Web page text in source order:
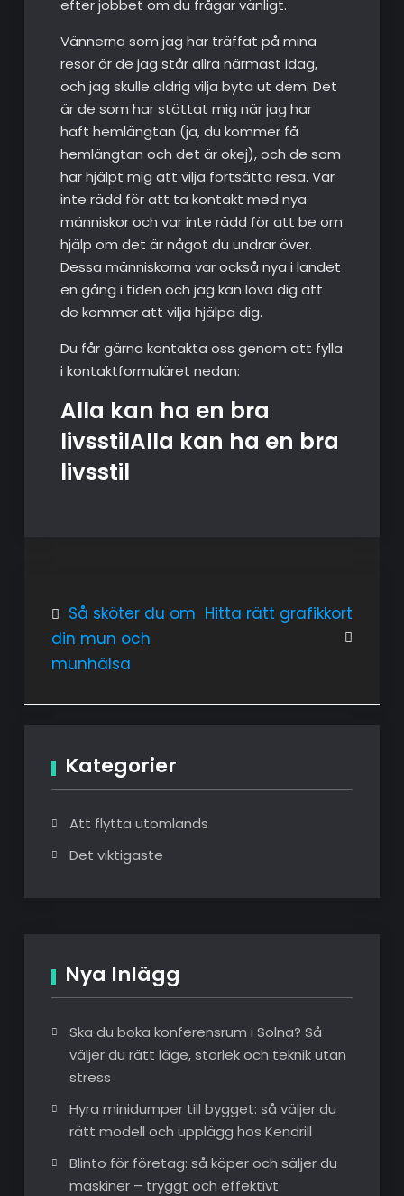
efter jobbet om du frågar vänligt.
Vännerna som jag har träffat på mina
resor är de jag står allra närmast idag,
och jag skulle aldrig vilja byta ut dem. Det
är de som har stöttat mig när jag har
haft hemlängtan (ja, du kommer få
hemlängtan och det är okej), och de som
har hjälpt mig att vilja fortsätta resa. Var
inte rädd för att ta kontakt med nya
människor och var inte rädd för att be om
hjälp om det är något du undrar över.
Dessa människorna var också nya i landet
en gång i tiden och jag kan lova dig att
de kommer att vilja hjälpa dig.
Du får gärna kontakta oss genom att fylla
i kontaktformuläret nedan:
Alla kan ha en bra
livsstilAlla kan ha en bra
livsstil
Inläggsnavigering
Så sköter du om
din mun och
munhälsa
Hitta rätt grafikkort
Kategorier
Att flytta utomlands
Det viktigaste
Nya Inlägg
Ska du boka konferensrum i Solna? Så
väljer du rätt läge, storlek och teknik utan
stress
Hyra minidumper till bygget: så väljer du
rätt modell och upplägg hos Kendrill
Blinto för företag: så köper och säljer du
maskiner – tryggt och effektivt